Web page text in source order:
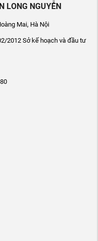
LONG NGUYỄN
Mai, Hà Nội
2012 Sở kế hoạch và đầu tư